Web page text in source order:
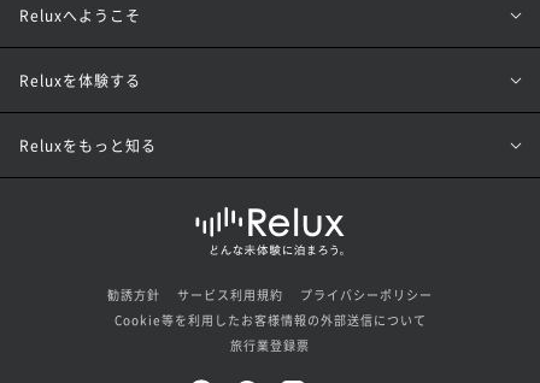
Reluxへようこそ
Reluxを体験する
Reluxをもっと知る
勧誘方針 サービス利用規約
プライバシーポリシー
Cookie等を利用したお客様情報の外部送信について
旅行業登録票